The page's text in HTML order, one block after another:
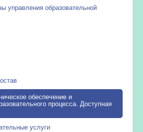
управления образовательной
обеспечение и
процесса. Доступная
услуги